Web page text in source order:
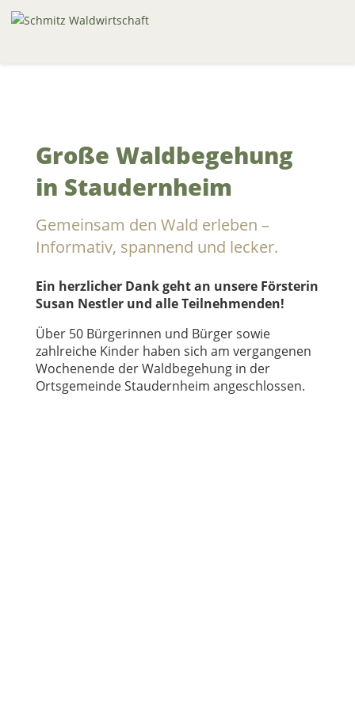
Große Waldbegehung
in Staudernheim
Gemeinsam den Wald erleben –
Informativ, spannend und lecker.
Ein herzlicher Dank geht an unsere Försterin
Susan Nestler und alle Teilnehmenden!
Über 50 Bürgerinnen und Bürger sowie
zahlreiche Kinder haben sich am vergangenen
Wochenende der Waldbegehung in der
Ortsgemeinde Staudernheim angeschlossen.